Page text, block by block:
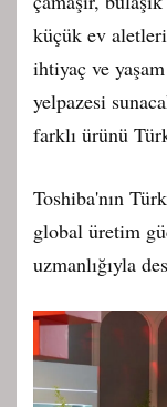
küçük ev
ihtiyaç ve
yelpazesi
farklı ürünü
Toshiba'nın
global üretim
uzmanlığıyla